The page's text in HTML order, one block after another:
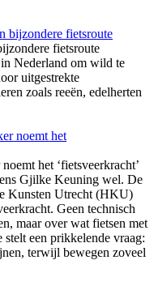
fietsroute
Nederland om wild te
uitgestrekte
zoals reeën, edelherten
het ‘fietsveerkracht’
Gjilke Keuning wel. De
Kunsten Utrecht (HKU)
Geen technisch
maar over wat fietsen met
een prikkelende vraag:
terwijl bewegen zoveel